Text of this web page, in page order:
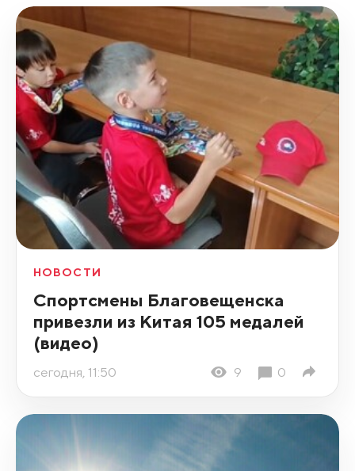
НОВОСТИ
Спортсмены Благовещенска
привезли из Китая 105 медалей
(видео)
сегодня, 11:50 9 0